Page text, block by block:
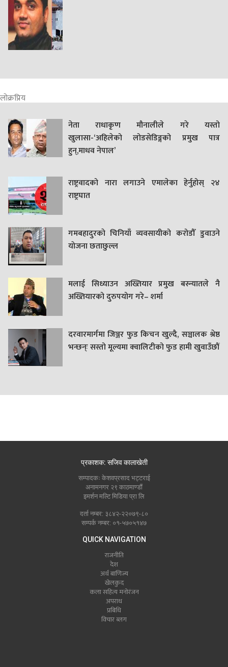
लोक्रप्रिय
नेता राधाकृण मौनालीले गरे यस्तो
खुलासा-‘अहिलेको लोडसेडिङ्गको प्रमुख पात्र
हुन्,माधव नेपाल’
राष्ट्रवादको नारा लगाउने एमालेका हेर्नुहोस् २४
राष्ट्रघात
गमबहादुरकाे चिनियाँ व्यवसायीको करोडौँ डुवाउने
याेजना छताछुल्ल
मलाई सिध्याउन अख्तियार प्रमुख बस्न्यातले नै
अख्तियारको दुरुपयोग गरे– शर्मा
दरवारमार्गमा जिञ्जर फुड किचन खुल्दै, सञ्चालक श्रेष्ठ
भन्छन्ः सस्तो मूल्यमा क्वालिटीको फुड हामी खुवाउँछौं
प्रकाशक: सजिव कालाखेती
सम्पादकः केशवप्रसाद भट्टराई
अनामनगर २९ काठमाण्डौं
इमर्शन मल्टि मिडिया प्रा लि
दर्ता नम्बर: ३८४२-२२०७९-८०
सम्पर्क नम्बर: ०१-५७०५१४७
QUICK NAVIGATION
राजनीति
देश
अर्थ बाणिज्य
खेलकुद
कला सहित्य मनोरंजन
अपराध
प्रबिधि
विचार ब्लग